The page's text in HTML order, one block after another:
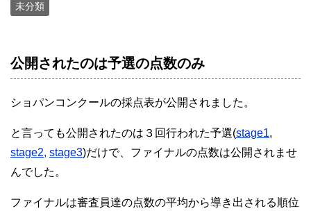
未分類
公開されたのは予選の点数のみ
ショパンコンクールの採点表が公開されました。
と言っても公開されたのは３回行われた予選(stage1,
stage2, stage3)だけで、ファイナルの点数は公開されませ
んでした。
ファイナルは審査員達の点数の平均から導き出される順位